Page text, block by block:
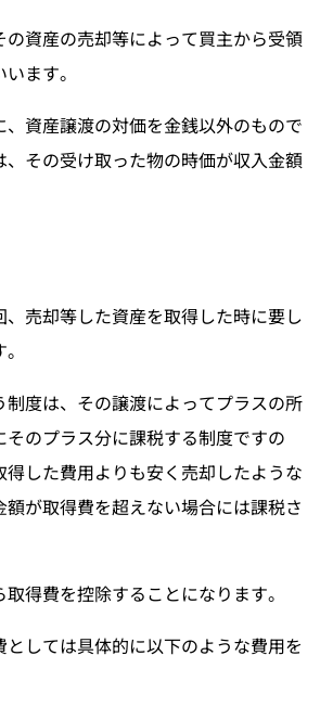
の資産の売却等によって買主から受領
ます。
、資産譲渡の対価を金銭以外のもので
、その受け取った物の時価が収入金額
売却等した資産を取得した時に要し
制度は、その譲渡によってプラスの所
のプラス分に課税する制度ですの
得した費用よりも安く売却したような
が取得費を超えない場合には課税さ
得費を控除することになります。
としては具体的に以下のような費用を